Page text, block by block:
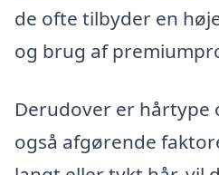
de ofte tilbyder en
og brug af
Derudover er hårtype
også afgørende